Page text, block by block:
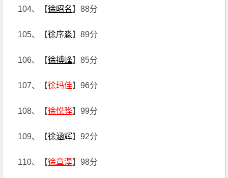
104、【徐昭名】88分
105、【徐序淼】89分
106、【徐搏峰】85分
107、【徐玛佳】96分
108、【徐悦骅】99分
109、【徐涵辉】92分
110、【徐章淏】98分